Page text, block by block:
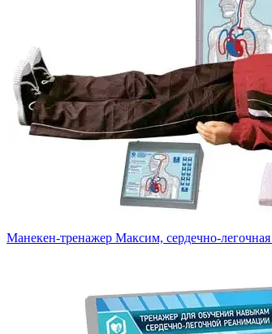
Манекен-тренажер Максим, сердечно-